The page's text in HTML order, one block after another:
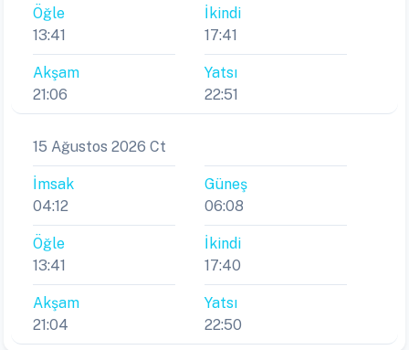
Öğle
13:41
İkindi
17:41
Akşam
21:06
Yatsı
22:51
15 Ağustos 2026 Ct
İmsak
04:12
Güneş
06:08
Öğle
13:41
İkindi
17:40
Akşam
21:04
Yatsı
22:50